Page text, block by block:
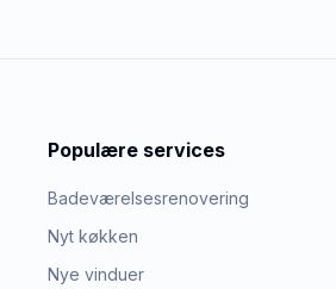
Populære services
Badeværelsesrenovering
Nyt køkken
Nye vinduer